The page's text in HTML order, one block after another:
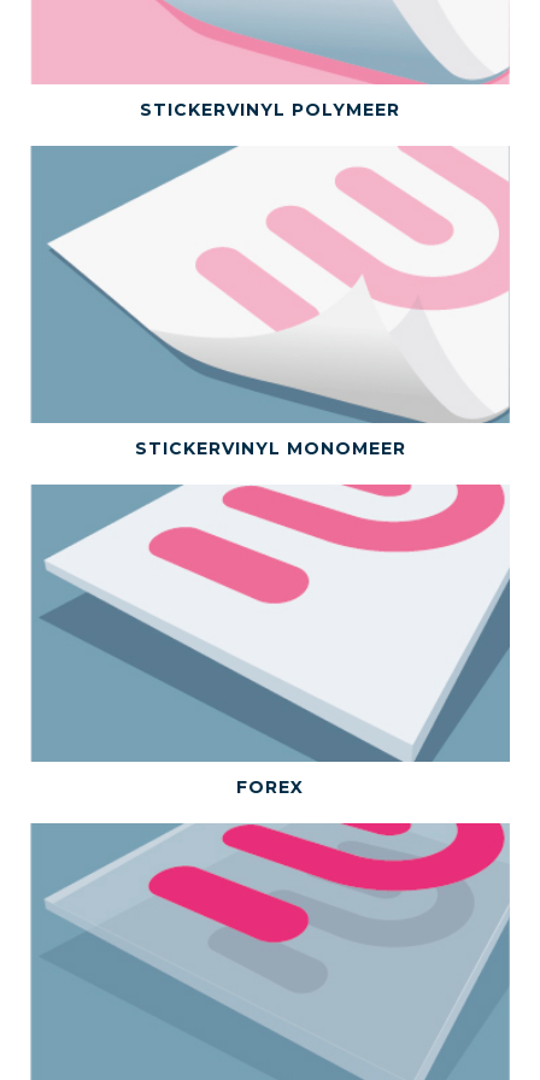
BEKIJK DIT PRODUCT
STICKERVINYL POLYMEER
BEKIJK DIT PRODUCT
STICKERVINYL MONOMEER
BEKIJK DIT PRODUCT
FOREX